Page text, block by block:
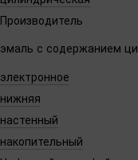
Производитель
эмаль с содержанием
электронное
нижняя
настенный
накопительный